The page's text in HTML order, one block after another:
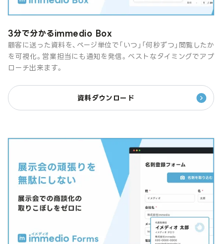
3分で分かるimmedio Box
顧客に送った資料を、ページ単位で「いつ」「何秒ずつ」閲覧したか
を可視化。営業担当にも通知を発信。ベストなタイミングでアプ
ローチ出来ます。
資料ダウンロード